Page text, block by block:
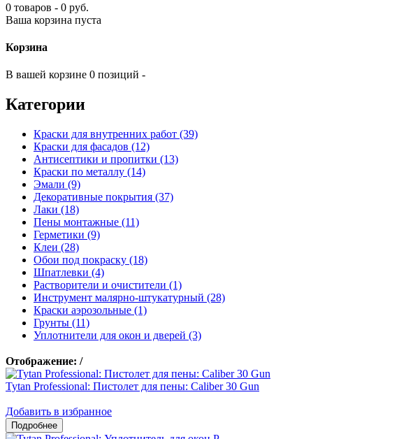
0 товаров - 0 руб.
Ваша корзина пуста
Корзина
В вашей корзине 0 позиций -
Категории
Краски для внутренних работ (39)
Краски для фасадов (12)
Антисептики и пропитки (13)
Краски по металлу (14)
Эмали (9)
Декоративные покрытия (37)
Лаки (18)
Пены монтажные (11)
Герметики (9)
Клеи (28)
Обои под покраску (18)
Шпатлевки (4)
Растворители и очистители (1)
Инструмент малярно-штукатурный (28)
Краски аэрозольные (1)
Грунты (11)
Уплотнители для окон и дверей (3)
Отображение: /
Tytan Professional: Пистолет для пены: Caliber 30 Gun
Добавить в избранное